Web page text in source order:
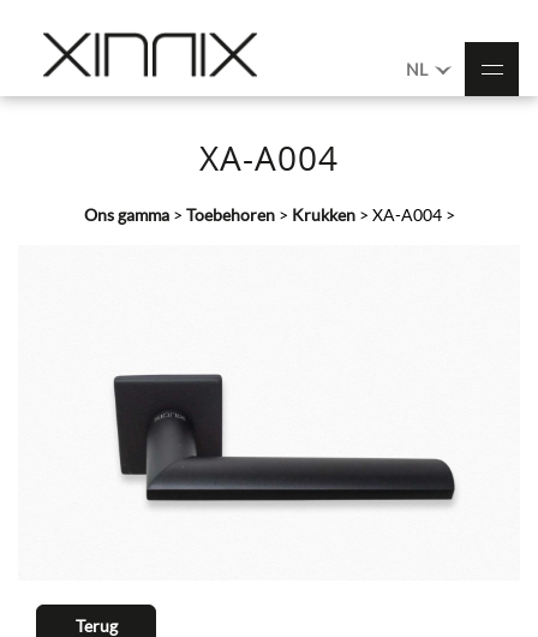
NL
XA-A004
Ons gamma> Toebehoren> Krukken> XA-A004>
Terug